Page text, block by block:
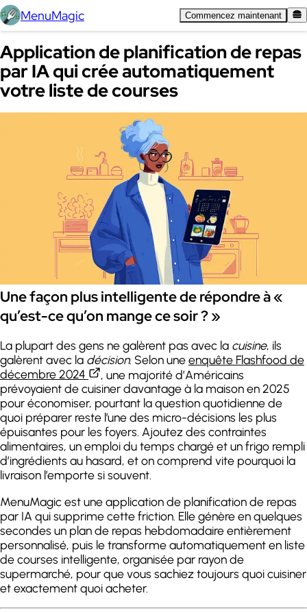
MenuMagic Commencez maintenant
Application de planification de repas
par IA qui crée automatiquement
votre liste de courses
Une façon plus intelligente de répondre à «
qu’est-ce qu’on mange ce soir ? »
La plupart des gens ne galèrent pas avec la cuisine, ils
galèrent avec la décision. Selon uneenquête Flashfood de
décembre 2024
, une majorité d’Américains
prévoyaient de cuisiner davantage à la maison en 2025
pour économiser, pourtant la question quotidienne de
quoi préparer reste l’une des micro-décisions les plus
épuisantes pour les foyers. Ajoutez des contraintes
alimentaires, un emploi du temps chargé et un frigo rempli
d’ingrédients au hasard, et on comprend vite pourquoi la
livraison l’emporte si souvent.
MenuMagic est une application de planification de repas
par IA qui supprime cette friction. Elle génère en quelques
secondes un plan de repas hebdomadaire entièrement
personnalisé, puis le transforme automatiquement en liste
de courses intelligente, organisée par rayon de
supermarché, pour que vous sachiez toujours quoi cuisiner
et exactement quoi acheter.